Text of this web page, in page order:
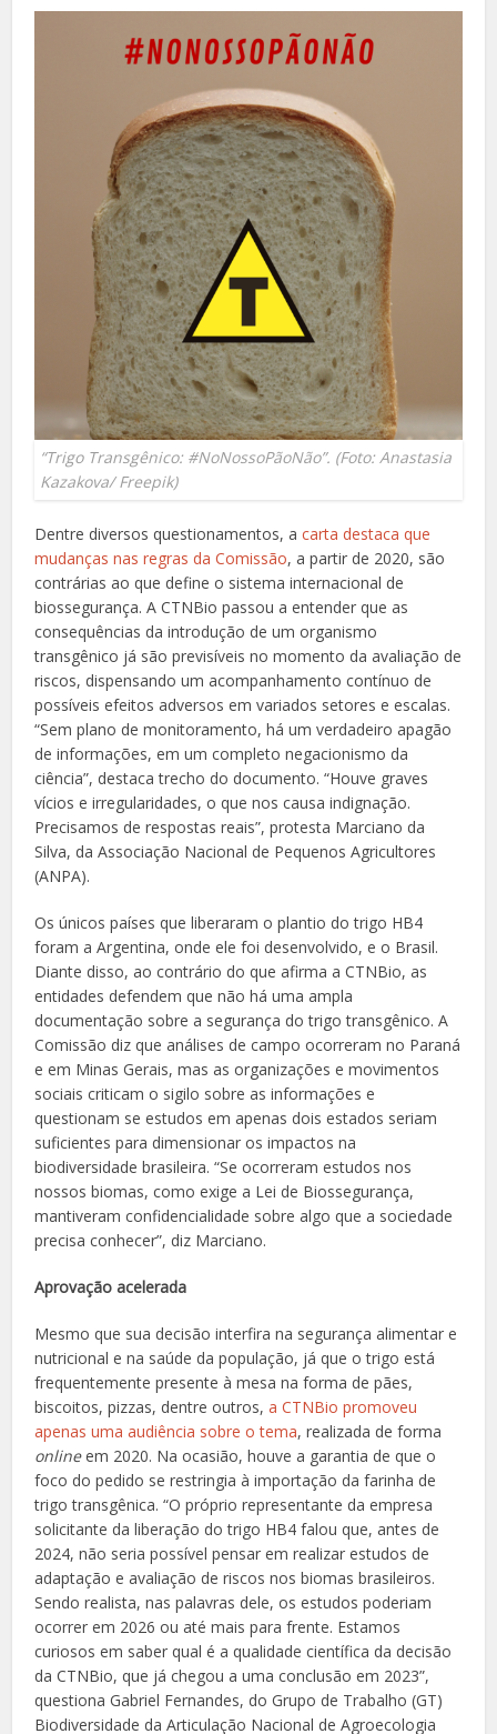
“Trigo Transgênico: #NoNossoPãoNão”. (Foto: Anastasia
Kazakova/ Freepik)
Dentre diversos questionamentos, acarta destaca que
mudanças nas regras da Comissão, a partir de 2020, são
contrárias ao que define o sistema internacional de
biossegurança. A CTNBio passou a entender que as
consequências da introdução de um organismo
transgênico já são previsíveis no momento da avaliação de
riscos, dispensando um acompanhamento contínuo de
possíveis efeitos adversos em variados setores e escalas.
“Sem plano de monitoramento, há um verdadeiro apagão
de informações, em um completo negacionismo da
ciência”, destaca trecho do documento. “Houve graves
vícios e irregularidades, o que nos causa indignação.
Precisamos de respostas reais”, protesta Marciano da
Silva, da Associação Nacional de Pequenos Agricultores
(ANPA).
Os únicos países que liberaram o plantio do trigo HB4
foram a Argentina, onde ele foi desenvolvido, e o Brasil.
Diante disso, ao contrário do que afirma a CTNBio, as
entidades defendem que não há uma ampla
documentação sobre a segurança do trigo transgênico. A
Comissão diz que análises de campo ocorreram no Paraná
e em Minas Gerais, mas as organizações e movimentos
sociais criticam o sigilo sobre as informações e
questionam se estudos em apenas dois estados seriam
suficientes para dimensionar os impactos na
biodiversidade brasileira. “Se ocorreram estudos nos
nossos biomas, como exige a Lei de Biossegurança,
mantiveram confidencialidade sobre algo que a sociedade
precisa conhecer”, diz Marciano.
Aprovação acelerada
Mesmo que sua decisão interfira na segurança alimentar e
nutricional e na saúde da população, já que o trigo está
frequentemente presente à mesa na forma de pães,
biscoitos, pizzas, dentre outros,a CTNBio promoveu
apenas uma audiência sobre o tema, realizada de forma
onlineem 2020. Na ocasião, houve a garantia de que o
foco do pedido se restringia à importação da farinha de
trigo transgênica. “O próprio representante da empresa
solicitante da liberação do trigo HB4 falou que, antes de
2024, não seria possível pensar em realizar estudos de
adaptação e avaliação de riscos nos biomas brasileiros.
Sendo realista, nas palavras dele, os estudos poderiam
ocorrer em 2026 ou até mais para frente. Estamos
curiosos em saber qual é a qualidade científica da decisão
da CTNBio, que já chegou a uma conclusão em 2023”,
questiona Gabriel Fernandes, do Grupo de Trabalho (GT)
Biodiversidade da Articulação Nacional de Agroecologia